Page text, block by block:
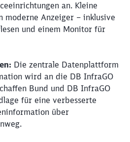
an. Kleine
moderne Anzeiger – inklusive
und einem Monitor für
Die zentrale Datenplattform
wird an die DB InfraGO
Bund und DB InfraGO
für eine verbesserte
über